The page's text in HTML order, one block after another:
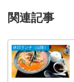
関連記事
休日ランチ（山陰）